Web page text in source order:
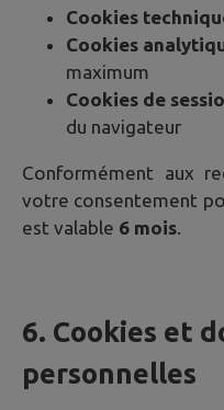
Cookies
Cookies
maximum
Cookies de
du navigateur
Conformément aux
votre consentement
est valable 6 mois.
6. Cookies et
personnelles